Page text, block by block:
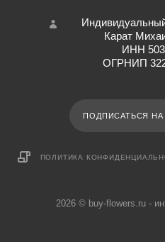
Карат
ИНН
ОГРНИП
ПОДПИСАТЬСЯ НА
ПОЛИТИКА
2026 © buy-flowers.ru -